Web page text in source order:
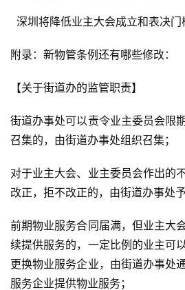
深圳将降低业主大会成立和表决门
附录：新物管条例还有哪些修改：
【关于街道办的监管职责】
街道办事处可以责令业主委员会限
召集的，由街道办事处组织召集；
对于业主大会、业主委员会作出的
改正，拒不改正的，由街道办事处予
前期物业服务合同届满，但业主大
续提供服务的，一定比例的业主可
更换物业服务企业，由街道办事处
服务企业提供物业服务；